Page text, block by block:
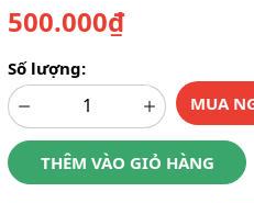
500.000₫
Số lượng:
MUA
THÊM VÀO GIỎ HÀNG